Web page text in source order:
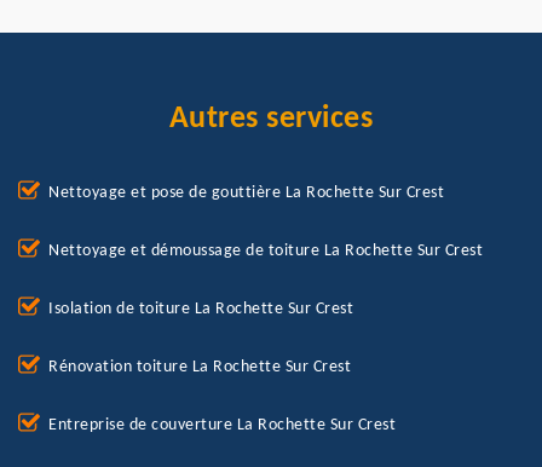
Autres services
Nettoyage et pose de gouttière La Rochette Sur Crest
Nettoyage et démoussage de toiture La Rochette Sur Crest
Isolation de toiture La Rochette Sur Crest
Rénovation toiture La Rochette Sur Crest
Entreprise de couverture La Rochette Sur Crest